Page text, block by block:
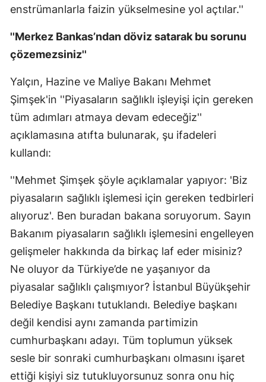
enstrümanlarla faizin yükselmesine yol açtılar.''
''Merkez Bankas’ndan döviz satarak bu sorunu
çözemezsiniz''
Yalçın, Hazine ve Maliye Bakanı Mehmet
Şimşek'in ''Piyasaların sağlıklı işleyişi için gereken
tüm adımları atmaya devam edeceğiz''
açıklamasına atıfta bulunarak, şu ifadeleri
kullandı:
''Mehmet Şimşek şöyle açıklamalar yapıyor: 'Biz
piyasaların sağlıklı işlemesi için gereken tedbirleri
alıyoruz'. Ben buradan bakana soruyorum. Sayın
Bakanım piyasaların sağlıklı işlemesini engelleyen
gelişmeler hakkında da birkaç laf eder misiniz?
Ne oluyor da Türkiye’de ne yaşanıyor da
piyasalar sağlıklı çalışmıyor? İstanbul Büyükşehir
Belediye Başkanı tutuklandı. Belediye başkanı
değil kendisi aynı zamanda partimizin
cumhurbaşkanı adayı. Tüm toplumun yüksek
sesle bir sonraki cumhurbaşkanı olmasını işaret
ettiği kişiyi siz tutukluyorsunuz sonra onu hiç